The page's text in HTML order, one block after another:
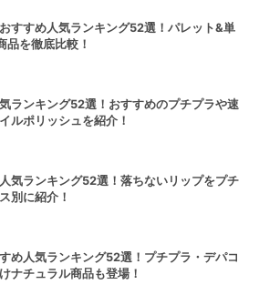
すすめ人気ランキング52選！パレット&単
品を徹底比較！
ランキング52選！おすすめのプチプラや速
ルポリッシュを紹介！
気ランキング52選！落ちないリップをプチ
別に紹介！
め人気ランキング52選！プチプラ・デパコ
ナチュラル商品も登場！